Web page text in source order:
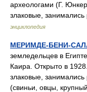
археологами (Г.
злаковые,
энциклопедия
МЕРИМДЕ-БЕНИ-
земледельцев в
Каира. Открыто в
злаковые,
(свиньи, овцы,